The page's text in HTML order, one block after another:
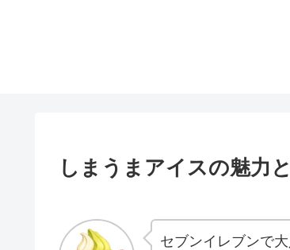
しまうまアイスの魅力
セブンイレブンで